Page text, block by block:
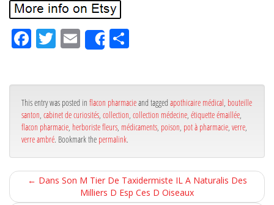
Fa
ce
ok
Tw
itt
Em
ail
Share
r
This entry was posted in flacon pharmacieand tagged apothicaire médical bouteille
santon cabinet de curiosités collection collection médecine étiquette émaillée
flacon pharmacie herboriste fleurs médicaments poison pot à pharmacie verre
verre ambré. Bookmark the permalink.
← Dans Son M Tier De Taxidermiste IL A Naturalis Des
Milliers D Esp Ces D Oiseaux